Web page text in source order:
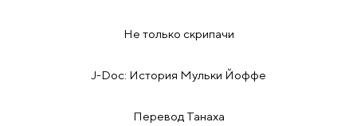
Не только скрипачи
J-Doc: История Мульки Йоффе
Перевод Танаха